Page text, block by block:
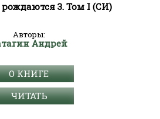
3. Том I (СИ)
Авторы:
Андрей
О КНИГЕ
ЧИТАТЬ